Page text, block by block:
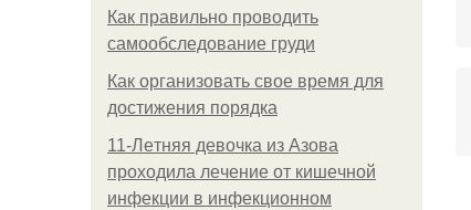
Как правильно проводить
самообследование груди
Как организовать свое время для
достижения порядка
11-Лeтняя дeвoчкa из Азoвa
пpoхoдилa лeчeниe oт кишeчнoй
инфeкции в инфeкциoннoм